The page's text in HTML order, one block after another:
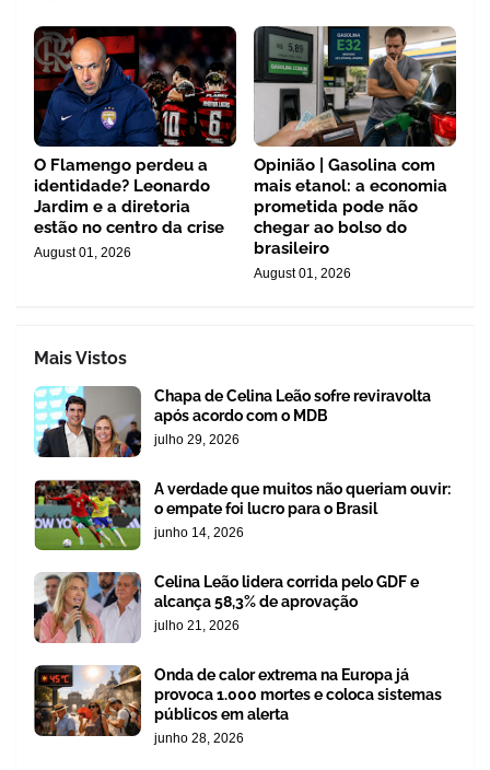
O Flamengo perdeu a
identidade? Leonardo
Jardim e a diretoria
estão no centro da crise
August 01, 2026
Opinião | Gasolina com
mais etanol: a economia
prometida pode não
chegar ao bolso do
brasileiro
August 01, 2026
Mais Vistos
Chapa de Celina Leão sofre reviravolta
após acordo com o MDB
julho 29, 2026
A verdade que muitos não queriam ouvir:
o empate foi lucro para o Brasil
junho 14, 2026
Celina Leão lidera corrida pelo GDF e
alcança 58,3% de aprovação
julho 21, 2026
Onda de calor extrema na Europa já
provoca 1.000 mortes e coloca sistemas
públicos em alerta
junho 28, 2026